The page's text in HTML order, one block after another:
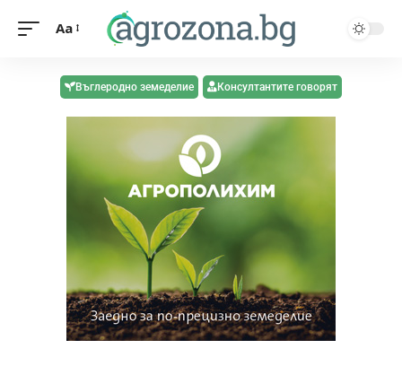
Aa
Въглеродно земеделие Консултантите говорят